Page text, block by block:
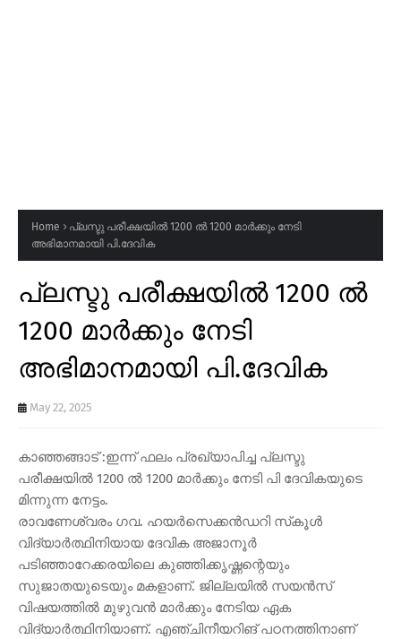
Home
പ്ലസ്ടു പരീക്ഷയിൽ 1200 ൽ 1200 മാർക്കും നേടി
അഭിമാനമായി പി.ദേവിക
പ്ലസ്ടു പരീക്ഷയിൽ 1200 ൽ
1200 മാർക്കും നേടി
അഭിമാനമായി പി.ദേവിക
May 22, 2025
കാഞ്ഞങ്ങാട് :ഇന്ന് ഫലം പ്രഖ്യാപിച്ച പ്ലസ്ടു
പരീക്ഷയിൽ 1200 ൽ 1200 മാർക്കും നേടി പി ദേവികയുടെ
മിന്നുന്ന നേട്ടം.
രാവണേശ്വരം ഗവ. ഹയർസെക്കൻഡറി സ്‌കൂൾ
വിദ്യാർത്ഥിനിയായ ദേവിക അജാനൂർ
പടിഞ്ഞാറേക്കരയിലെ കുഞ്ഞിക്കൃഷ്ണന്റെയും
സുജാതയുടെയും മകളാണ്. ജില്ലയിൽ സയൻസ്
വിഷയത്തിൽ മുഴുവൻ മാർക്കും നേടിയ ഏക
വിദ്യാർത്ഥിനിയാണ്. എഞ്ചിനീയറിങ് പഠനത്തിനാണ്